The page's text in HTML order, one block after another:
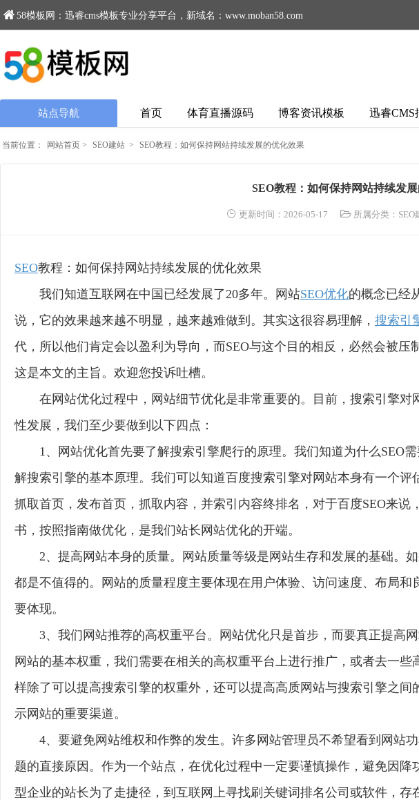
58模板网：迅睿cms模板专业分享平台，新域名：www.moban58.com
站点导航 首页 体育直播源码 博客资讯模板 迅睿CMS
当前位置： 网站首页 > SEO建站 > SEO教程：如何保持网站持续发展的优化效果
SEO教程：如何保持网站持续发
更新时间：2026-05-17 所属分类： SEO
SEO教程：如何保持网站持续发展的优化效果
我们知道互联网在中国已经发展了20多年。网站SEO优化的概念已经
说，它的效果越来越不明显，越来越难做到。其实这很容易理解， 搜索引
代，所以他们肯定会以盈利为导向，而SEO与这个目的相反，必然会被压
这是本文的主旨。欢迎您投诉吐槽。
在网站优化过程中，网站细节优化是非常重要的。目前，搜索引擎
性发展，我们至少要做到以下四点：
1、网站优化首先要了解搜索引擎爬行的原理。我们知道为什么SEO
解搜索引擎的基本原理。我们可以知道百度搜索引擎对网站本身有一个
抓取首页，发布首页，抓取内容，并索引内容终排名，对于百度SEO来
书，按照指南做优化，是我们站长网站优化的开端。
2、提高网站本身的质量。网站质量等级是网站生存和发展的基础。
都是不值得的。网站的质量程度主要体现在用户体验、访问速度、布局
要体现。
3、我们网站推荐的高权重平台。网站优化只是首步，而要真正提高
网站的基本权重，我们需要在相关的高权重平台上进行推广，或者去一
样除了可以提高搜索引擎的权重外，还可以提高高质网站与搜索引擎之
示网站的重要渠道。
4、要避免网站维权和作弊的发生。许多网站管理员不希望看到网站
题的直接原因。作为一个站点，在优化过程中一定要谨慎操作，避免因
型企业的站长为了走捷径，到互联网上寻找刷关键词排名公司或软件，